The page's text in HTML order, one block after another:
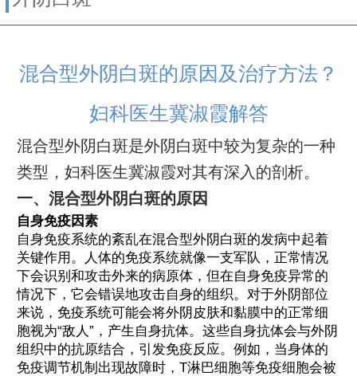
混合型外阴白斑的原因及治疗方法？
妇科医生冀淑霞解答
混合型外阴白斑是外阴白斑中较为复杂的一种
类型，妇科医生冀淑霞对其有深入的剖析。
一、混合型外阴白斑的原因
自身免疫因素
自身免疫系统的紊乱在混合型外阴白斑的发病中起着
关键作用。人体的免疫系统就像一支军队，正常情况
下会识别和攻击外来的病原体，但在自身免疫异常的
情况下，它会错误地攻击自身的组织。对于外阴部位
来说，免疫系统可能会将外阴皮肤和黏膜中的正常细
胞视为“敌人”，产生自身抗体。这些自身抗体会与外阴
组织中的抗原结合，引发免疫反应。例如，当身体的
免疫调节机制出现故障时，T淋巴细胞等免疫细胞会被